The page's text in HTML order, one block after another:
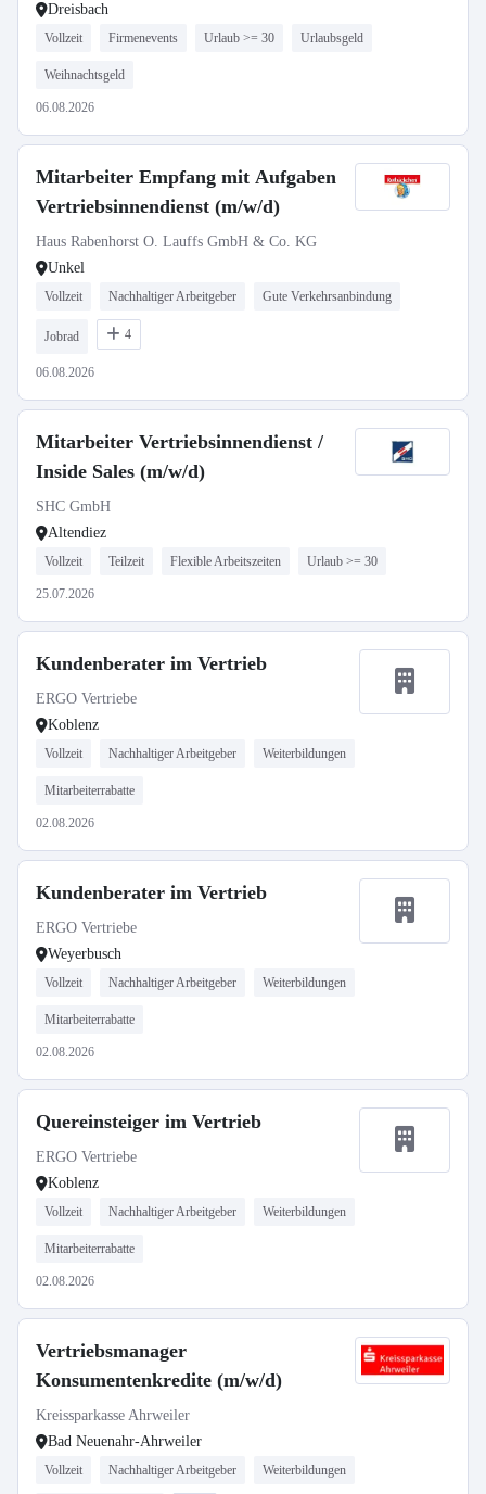
Dreisbach
Vollzeit Firmenevents Urlaub >= 30 Urlaubsgeld
Weihnachtsgeld
06.08.2026
Mitarbeiter Empfang mit Aufgaben
Vertriebsinnendienst (m/w/d)
Haus Rabenhorst O. Lauffs GmbH & Co. KG
Unkel
Vollzeit Nachhaltiger Arbeitgeber Gute Verkehrsanbindung
Jobrad 4
06.08.2026
Mitarbeiter Vertriebsinnendienst /
Inside Sales (m/w/d)
SHC GmbH
Altendiez
Vollzeit Teilzeit Flexible Arbeitszeiten Urlaub >= 30
25.07.2026
Kundenberater im Vertrieb
ERGO Vertriebe
Koblenz
Vollzeit Nachhaltiger Arbeitgeber Weiterbildungen
Mitarbeiterrabatte
02.08.2026
Kundenberater im Vertrieb
ERGO Vertriebe
Weyerbusch
Vollzeit Nachhaltiger Arbeitgeber Weiterbildungen
Mitarbeiterrabatte
02.08.2026
Quereinsteiger im Vertrieb
ERGO Vertriebe
Koblenz
Vollzeit Nachhaltiger Arbeitgeber Weiterbildungen
Mitarbeiterrabatte
02.08.2026
Vertriebsmanager
Konsumentenkredite (m/w/d)
Kreissparkasse Ahrweiler
Bad Neuenahr-Ahrweiler
Vollzeit Nachhaltiger Arbeitgeber Weiterbildungen